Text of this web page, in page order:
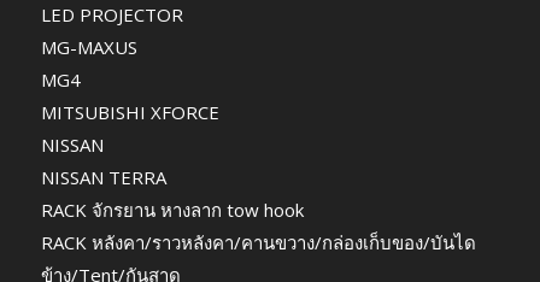
LED PROJECTOR
MG-MAXUS
MG4
MITSUBISHI XFORCE
NISSAN
NISSAN TERRA
RACK จักรยาน หางลาก tow hook
RACK หลังคา/ราวหลังคา/คานขวาง/กล่องเก็บของ/บันได
ข้าง/Tent/กันสาด